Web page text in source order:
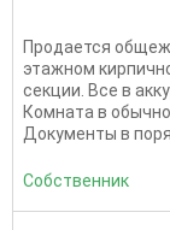
Продается
этажном
секции. Все в
Комната в
Документы в
Собственник